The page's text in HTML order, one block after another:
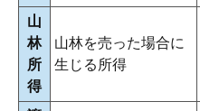
山
林
所
得
山林を売った場合に
生じる所得